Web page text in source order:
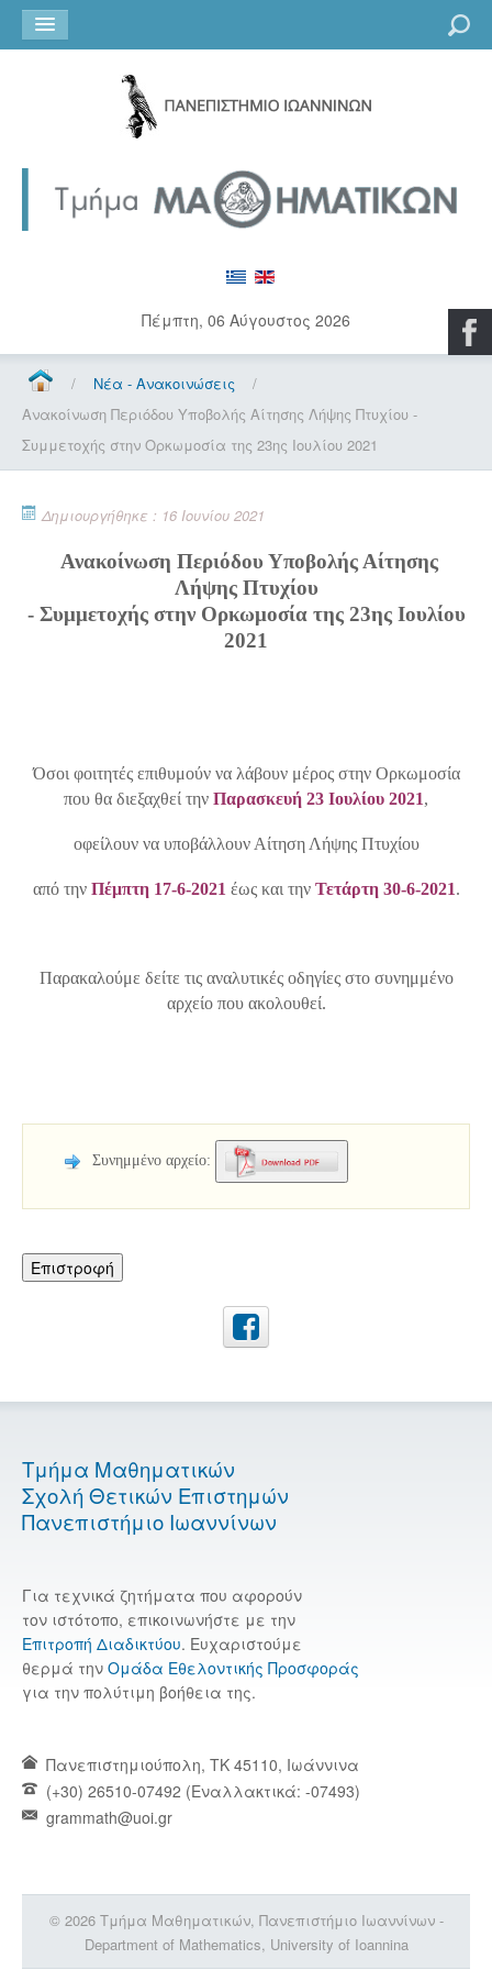
Πέμπτη, 06 Αύγουστος 2026
/ Νέα - Ανακοινώσεις
/
Ανακοίνωση Περιόδου Υποβολής Αίτησης Λήψης Πτυχίου -
Συμμετοχής στην Ορκωμοσία της 23ης Ιουλίου 2021
Δημιουργήθηκε : 16 Ιουνίου 2021
Ανακοίνωση Περιόδου Υποβολής Αίτησης
Λήψης Πτυχίου
- Συμμετοχής στην Ορκωμοσία της 23ης Ιουλίου
2021
Όσοι φοιτητές επιθυμούν να λάβουν μέρος στην Ορκωμοσία
που θα διεξαχθεί την Παρασκευή 23 Ιουλίου 2021,
οφείλουν να υποβάλλουν Αίτηση Λήψης Πτυχίου
από την Πέμπτη 17-6-2021 έως και την Τετάρτη 30-6-2021.
Παρακαλούμε δείτε τις αναλυτικές οδηγίες στο συνημμένο
αρχείο που ακολουθεί.
Συνημμένο αρχείο:
Επιστροφή
Τμήμα Μαθηματικών
Σχολή Θετικών Επιστημών
Πανεπιστήμιο Ιωαννίνων
Για τεχνικά ζητήματα που αφορούν
τον ιστότοπο, επικοινωνήστε με την
Επιτροπή Διαδικτύου. Ευχαριστούμε
θερμά την Ομάδα Εθελοντικής Προσφοράς
για την πολύτιμη βοήθεια της.
Πανεπιστημιούπολη, TK 45110, Ιωάννινα
(+30) 26510-07492 (Εναλλακτικά: -07493)
grammath@uoi.gr
© 2026 Τμήμα Μαθηματικών, Πανεπιστήμιο Ιωαννίνων -
Department of Mathematics, University of Ioannina